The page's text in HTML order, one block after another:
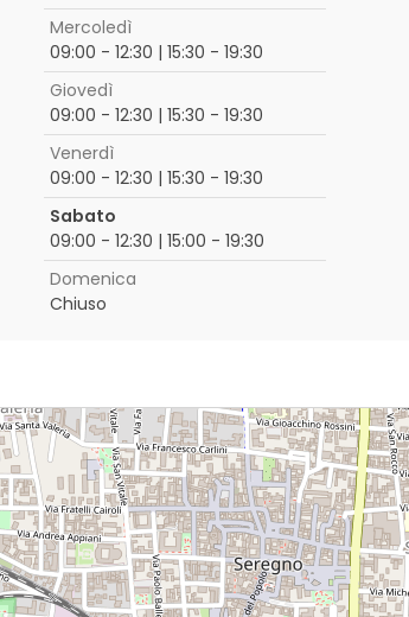
Mercoledì
09:00 - 12:30 | 15:30 - 19:30
Giovedì
09:00 - 12:30 | 15:30 - 19:30
Venerdì
09:00 - 12:30 | 15:30 - 19:30
Sabato
09:00 - 12:30 | 15:00 - 19:30
Domenica
Chiuso